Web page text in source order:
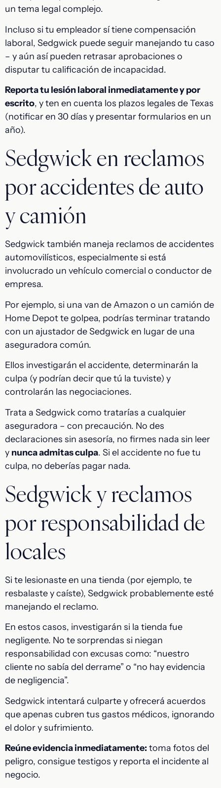
un tema legal complejo.
Incluso si tu empleador sí tiene compensación
laboral, Sedgwick puede seguir manejando tu caso
– y aún así pueden retrasar aprobaciones o
disputar tu calificación de incapacidad.
Reporta tu lesión laboral inmediatamente y por
escrito, y ten en cuenta los plazos legales de Texas
(notificar en 30 días y presentar formularios en un
año).
Sedgwick en reclamos
por accidentes de auto
y camión
Sedgwick también maneja reclamos de accidentes
automovilísticos, especialmente si está
involucrado un vehículo comercial o conductor de
empresa.
Por ejemplo, si una van de Amazon o un camión de
Home Depot te golpea, podrías terminar tratando
con un ajustador de Sedgwick en lugar de una
aseguradora común.
Ellos investigarán el accidente, determinarán la
culpa (y podrían decir que tú la tuviste) y
controlarán las negociaciones.
Trata a Sedgwick como tratarías a cualquier
aseguradora – con precaución. No des
declaraciones sin asesoría, no firmes nada sin leer
y nunca admitas culpa. Si el accidente no fue tu
culpa, no deberías pagar nada.
Sedgwick y reclamos
por responsabilidad de
locales
Si te lesionaste en una tienda (por ejemplo, te
resbalaste y caíste), Sedgwick probablemente esté
manejando el reclamo.
En estos casos, investigarán si la tienda fue
negligente. No te sorprendas si niegan
responsabilidad con excusas como: “nuestro
cliente no sabía del derrame” o “no hay evidencia
de negligencia”.
Sedgwick intentará culparte y ofrecerá acuerdos
que apenas cubren tus gastos médicos, ignorando
el dolor y sufrimiento.
Reúne evidencia inmediatamente: toma fotos del
peligro, consigue testigos y reporta el incidente al
negocio.